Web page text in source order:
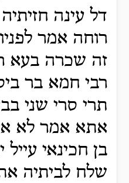
דל עינה חזיתיה
רוחה אמר
זה שכרה בעא
רבי חמא בר
תרי סרי שני
אתא אמר לא
בן חכינאי
שלח לביתיה